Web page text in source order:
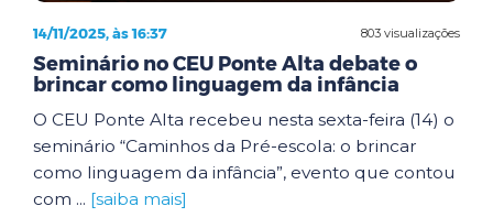
803 visualizações
14/11/2025, às 16:37
Seminário no CEU Ponte Alta debate o
brincar como linguagem da infância
O CEU Ponte Alta recebeu nesta sexta-feira (14) o
seminário “Caminhos da Pré-escola: o brincar
como linguagem da infância”, evento que contou
com ... [saiba mais]